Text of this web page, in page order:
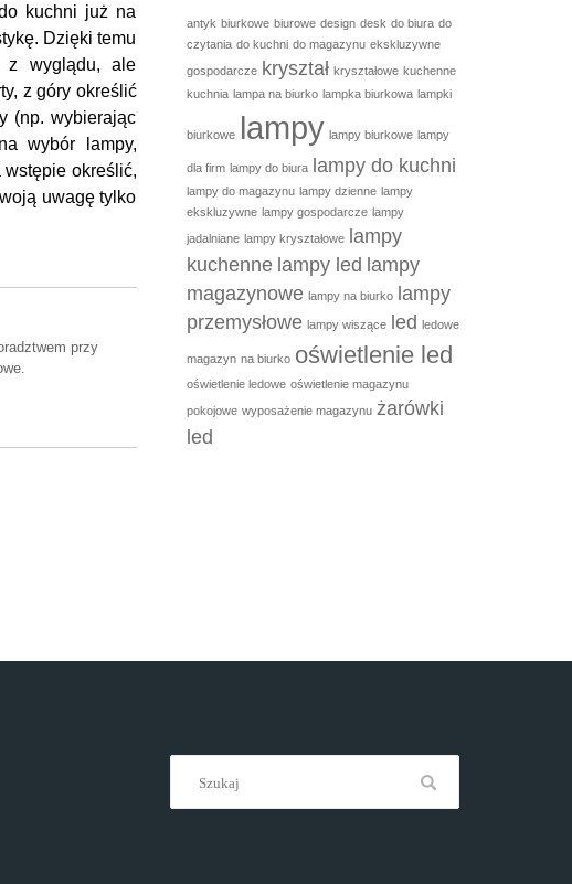
kuchni już na
Dzięki temu
z wyglądu, ale
z góry określić
(np. wybierając
wybór lampy,
określić,
uwagę tylko
przy
antyk biurkowe biurowe design desk do biura do
czytania do kuchni do magazynu ekskluzywne
gospodarcze kryształ kryształowe kuchenne
kuchnia lampa na biurko lampka biurkowa lampki
biurkowe lampy lampy biurkowe lampy
dla firm lampy do biura lampy do kuchni
lampy do magazynu lampy dzienne lampy
ekskluzywne lampy gospodarcze lampy
jadalniane lampy kryształowe
lampy
kuchenne lampy led lampy
magazynowe lampy na biurko
lampy
przemysłowe lampy wiszące led ledowe
magazyn na biurko oświetlenie led
oświetlenie ledowe oświetlenie magazynu
pokojowe wyposażenie magazynu żarówki
led